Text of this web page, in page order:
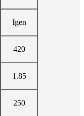
Igen
420
1.85
250